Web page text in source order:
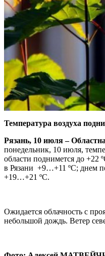
Температура воздуха
Рязань, 10 июля –
понедельник, 10 июля,
области поднимется до
в Рязани +9…+11 ºС; днем
+19…+21 ºС.
Ожидается облачность с
небольшой дождь. Ветер